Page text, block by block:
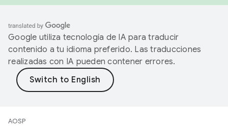
Google utiliza tecnología de IA para traducir
contenido a tu idioma preferido. Las traducciones
realizadas con IA pueden contener errores.
AOSP